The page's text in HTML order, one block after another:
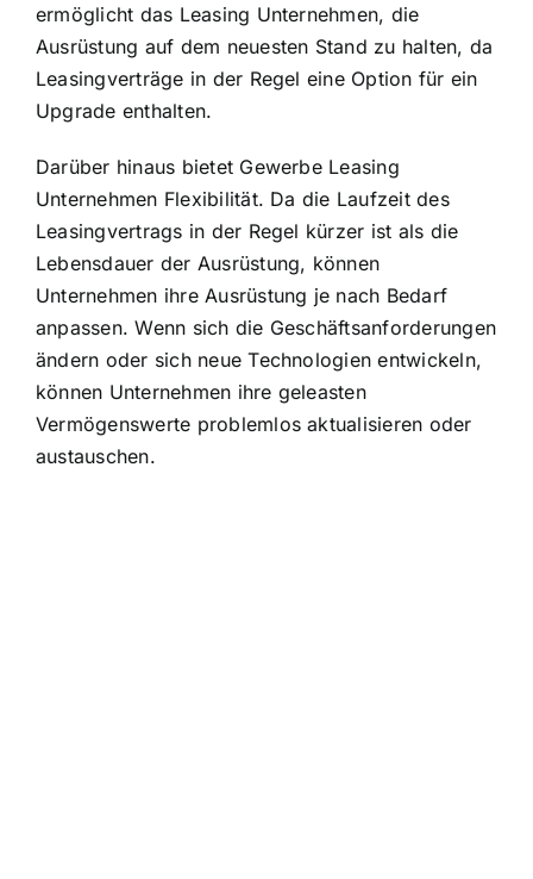
ermöglicht das Leasing Unternehmen, die
Ausrüstung auf dem neuesten Stand zu halten, da
Leasingverträge in der Regel eine Option für ein
Upgrade enthalten.
Darüber hinaus bietet Gewerbe Leasing
Unternehmen Flexibilität. Da die Laufzeit des
Leasingvertrags in der Regel kürzer ist als die
Lebensdauer der Ausrüstung, können
Unternehmen ihre Ausrüstung je nach Bedarf
anpassen. Wenn sich die Geschäftsanforderungen
ändern oder sich neue Technologien entwickeln,
können Unternehmen ihre geleasten
Vermögenswerte problemlos aktualisieren oder
austauschen.